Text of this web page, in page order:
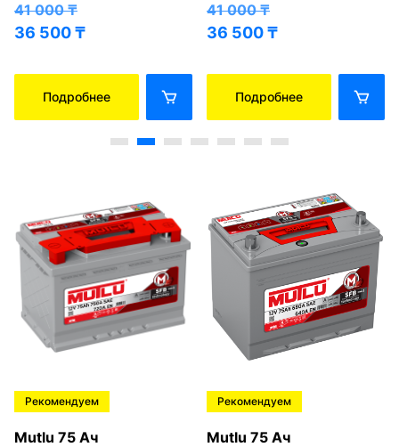
41 000₸
36 500₸
Подробнее
41 000₸
36 500₸
Подробнее
Рекомендуем
Mutlu 75 Ач
Рекомендуем
Mutlu 75 Ач